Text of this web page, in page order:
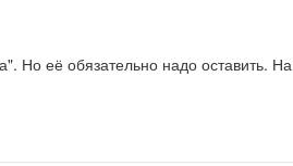
Но её обязательно надо оставить.